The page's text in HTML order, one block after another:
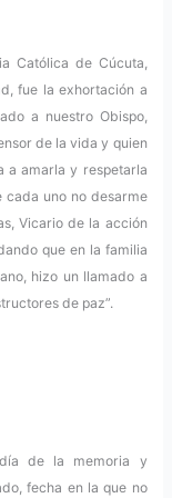
Católica de Cúcuta,
fue la exhortación a
a nuestro Obispo,
de la vida y quien
a amarla y respetarla
cada uno no desarme
Vicario de la acción
que en la familia
hizo un llamado a
de paz”.
de la memoria y
fecha en la que no